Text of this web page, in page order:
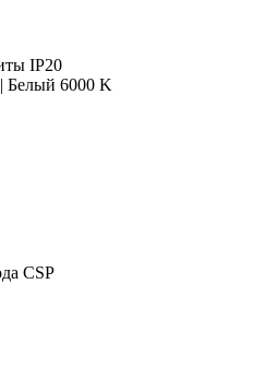
IP20
Белый 6000 K
CSP